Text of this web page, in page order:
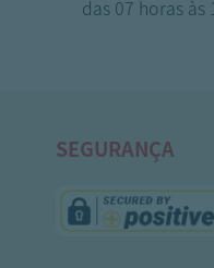
das 07 horas às
SEGURANÇA